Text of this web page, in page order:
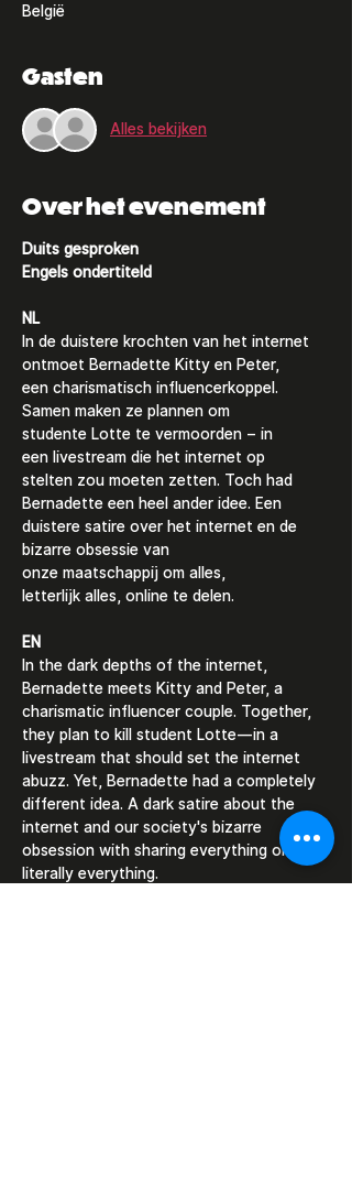
België
Gasten
Alles bekijken
Over het evenement
Duits gesproken
Engels ondertiteld
NL
In de duistere krochten van het internet
ontmoet Bernadette Kitty en Peter,
een charismatisch influencerkoppel.
Samen maken ze plannen om
studente Lotte te vermoorden – in
een livestream die het internet op
stelten zou moeten zetten. Toch had
Bernadette een heel ander idee. Een
duistere satire over het internet en de
bizarre obsessie van
onze maatschappij om alles,
letterlijk alles, online te delen.
EN
In the dark depths of the internet,
Bernadette meets Kitty and Peter, a
charismatic influencer couple. Together,
they plan to kill student Lotte—in a
livestream that should set the internet
abuzz. Yet, Bernadette had a completely
different idea. A dark satire about the
internet and our society's bizarre
obsession with sharing everything online,
literally everything.